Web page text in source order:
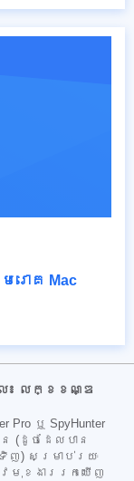
មេរោគ Mac
ៃ៖ លក្ខខណ្ឌ
Pro ឬ SpyHunter
(ដូចដែលបាន
) សម្រាប់រយៈ
មុខងាររកឃើញ